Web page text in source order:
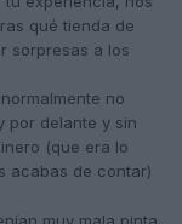
qué tienda de
sorpresas a los
no
por delante y sin
(que era lo
acabas de contar)